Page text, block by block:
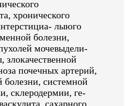
хронического
лыюго
болезни,
мочевыдели-
злокачественной
почечных артерий,
болезни, системной
склеродермии, ге-
сахарного